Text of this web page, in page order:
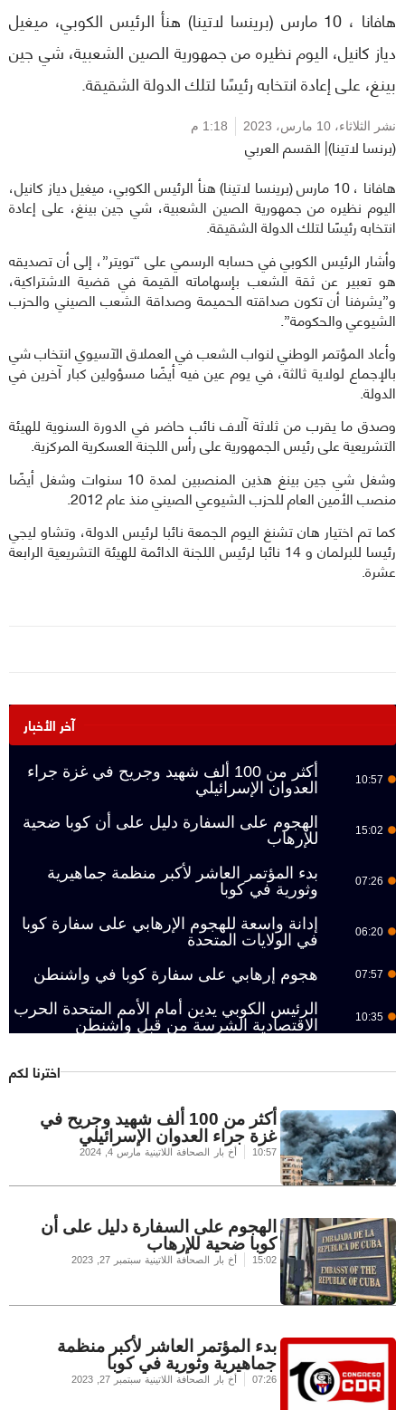
هافانا ، 10 مارس (برينسا لاتينا) هنأ الرئيس الكوبي، ميغيل
دياز كانيل، اليوم نظيره من جمهورية الصين الشعبية، شي جين
بينغ، على إعادة انتخابه رئيسًا لتلك الدولة الشقيقة.
نشر الثلاثاء، 10 مارس، 2023 1:18 م
(برنسا لاتينا)| القسم العربي
هافانا ، 10 مارس (برينسا لاتينا) هنأ الرئيس الكوبي، ميغيل دياز كانيل،
اليوم نظيره من جمهورية الصين الشعبية، شي جين بينغ، على إعادة
انتخابه رئيسًا لتلك الدولة الشقيقة.
وأشار الرئيس الكوبي في حسابه الرسمي على “تويتر”، إلى أن تصديقه
هو تعبير عن ثقة الشعب بإسهاماته القيمة في قضية الاشتراكية،
و”يشرفنا أن تكون صداقته الحميمة وصداقة الشعب الصيني والحزب
الشيوعي والحكومة”.
وأعاد المؤتمر الوطني لنواب الشعب في العملاق الآسيوي انتخاب شي
بالإجماع لولاية ثالثة، في يوم عين فيه أيضًا مسؤولين كبار آخرين في
الدولة.
وصدق ما يقرب من ثلاثة آلاف نائب حاضر في الدورة السنوية للهيئة
التشريعية على رئيس الجمهورية على رأس اللجنة العسكرية المركزية.
وشغل شي جين بينغ هذين المنصبين لمدة 10 سنوات وشغل أيضًا
منصب الأمين العام للحزب الشيوعي الصيني منذ عام 2012.
كما تم اختيار هان تشنغ اليوم الجمعة نائبا لرئيس الدولة، وتشاو ليجي
رئيسا للبرلمان و 14 نائبا لرئيس اللجنة الدائمة للهيئة التشريعية الرابعة
عشرة.
آخر الأخبار
10:57
أكثر من 100 ألف شهيد وجريح في غزة جراء
العدوان الإسرائيلي
15:02
الهجوم على السفارة دليل على أن كوبا ضحية
للإرهاب
07:26
بدء المؤتمر العاشر لأكبر منظمة جماهيرية
وثورية في كوبا
06:20
إدانة واسعة للهجوم الإرهابي على سفارة كوبا
في الولايات المتحدة
07:57 هجوم إرهابي على سفارة كوبا في واشنطن
10:35
الرئيس الكوبي يدين أمام الأمم المتحدة الحرب
الاقتصادية الشرسة من قبل واشنطن
اخترنا لكم
أكثر من 100 ألف شهيد وجريح في
غزة جراء العدوان الإسرائيلي
10:57 أخ بار الصحافة اللاتينية مارس 4, 2024
الهجوم على السفارة دليل على أن
كوبا ضحية للإرهاب
15:02 أخ بار الصحافة اللاتينية سبتمبر 27, 2023
بدء المؤتمر العاشر لأكبر منظمة
جماهيرية وثورية في كوبا
07:26 أخ بار الصحافة اللاتينية سبتمبر 27, 2023